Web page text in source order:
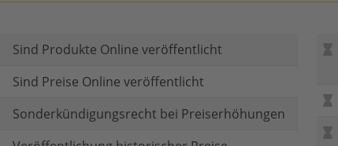
Sind Produkte Online veröffentlicht
Sind Preise Online veröffentlicht
Sonderkündigungsrecht bei Preiserhöhungen